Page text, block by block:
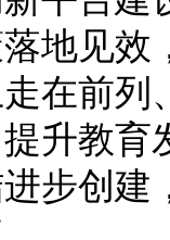
地见
在前
升教
步创